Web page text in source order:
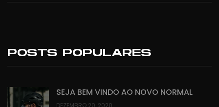
POSTS POPULARES
SEJA BEM VINDO AO NOVO NORMAL
DEZEMBRO 20, 2020